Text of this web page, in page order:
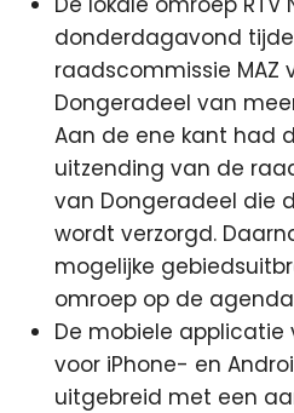
donderdagavond
raadscommissie
Dongeradeel van
Aan de ene kant had
uitzending van de
van Dongeradeel die
wordt verzorgd.
mogelijke
omroep op de
De mobiele applicatie
voor iPhone- en
uitgebreid met een